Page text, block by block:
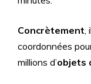
Concrètement,
coordonnées
millions d’objets